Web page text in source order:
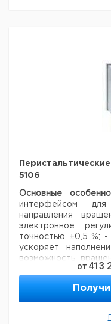
*Мининасос для
Рекомендуем
5106
Основные
интерфейсом
направления
электронное
точностью ±0,5 %; -
ускоряет
возможность
возможность
другом;- класс
Шланговый насос PD
-
от 413